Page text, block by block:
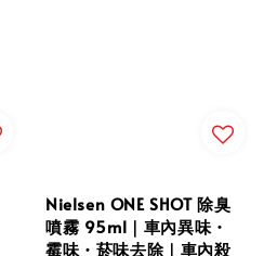
Nielsen ONE SHOT 除臭
噴霧 95ml｜車內異味・
霉味・菸味去除｜車內殺